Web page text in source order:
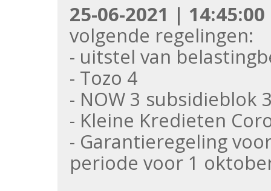
25-06-2021 | 14:45:00
volgende regelingen:
- uitstel van
- Tozo 4
- NOW 3 subsidieblok
- Kleine Kredieten
- Garantieregeling
periode voor 1